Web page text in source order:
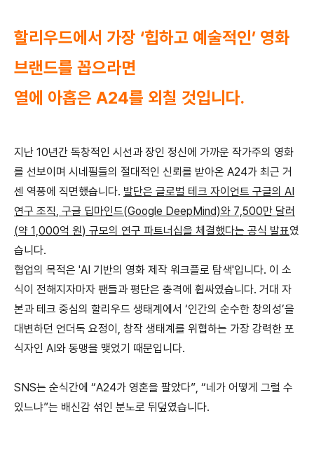
할리우드에서 가장 ‘힙하고 예술적인’ 영화
브랜드를 꼽으라면
열에 아홉은 A24를 외칠 것입니다.
지난 10년간 독창적인 시선과 장인 정신에 가까운 작가주의 영화
를 선보이며 시네필들의 절대적인 신뢰를 받아온 A24가 최근 거
센 역풍에 직면했습니다. 발단은 글로벌 테크 자이언트 구글의 AI
연구 조직 구글 딥마인드(Google DeepMind)와 7,500만 달러
(약 1,000억 원) 규모의 연구 파트너십을 체결했다는 공식 발표였
습니다.
협업의 목적은 'AI 기반의 영화 제작 워크플로 탐색'입니다. 이 소
식이 전해지자마자 팬들과 평단은 충격에 휩싸였습니다. 거대 자
본과 테크 중심의 할리우드 생태계에서 ‘인간의 순수한 창의성’을
대변하던 언더독 요정이
창작 생태계를 위협하는 가장 강력한 포
식자인 AI와 동맹을 맺었기 때문입니다.
SNS는 순식간에 “A24가 영혼을 팔았다”, “네가 어떻게 그럴 수
있느냐”는 배신감 섞인 분노로 뒤덮였습니다.